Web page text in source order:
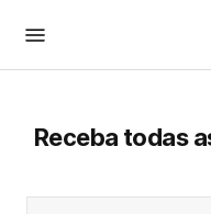
Receba todas